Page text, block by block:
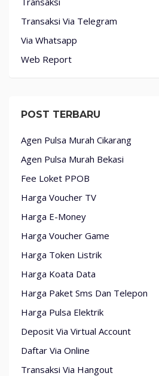
Transaksi Via Telegram
Via Whatsapp
Web Report
POST TERBARU
Agen Pulsa Murah Cikarang
Agen Pulsa Murah Bekasi
Fee Loket PPOB
Harga Voucher TV
Harga E-Money
Harga Voucher Game
Harga Token Listrik
Harga Koata Data
Harga Paket Sms Dan Telepon
Harga Pulsa Elektrik
Deposit Via Virtual Account
Daftar Via Online
Transaksi Via Hangout